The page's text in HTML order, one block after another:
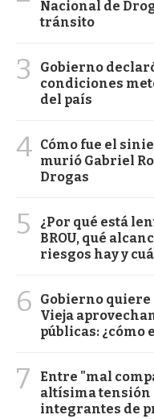
Nacional de
tránsito
3
Gobierno
condiciones
del país
4 Cómo fue el
murió Gabriel
Drogas
5
¿Por qué está
BROU, qué
riesgos hay y
6
Gobierno
Vieja
públicas: ¿cómo
7
Entre "mal
altísima tensión
integrantes de